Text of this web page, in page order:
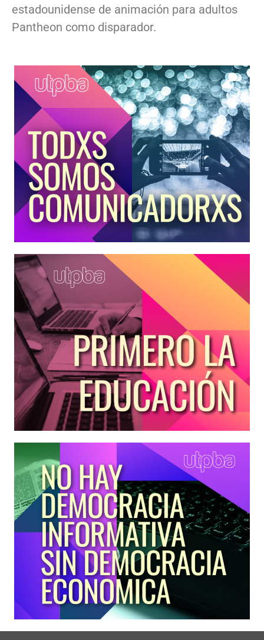
estadounidense de animación para adultos
Pantheon como disparador.